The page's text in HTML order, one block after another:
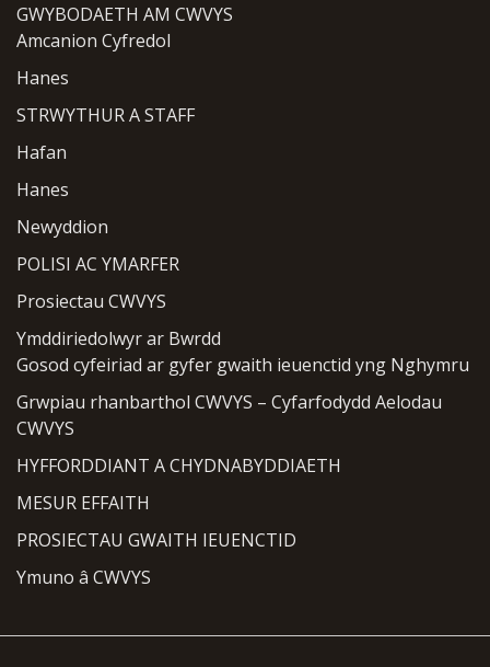
GWYBODAETH AM CWVYS
Amcanion Cyfredol
Hanes
STRWYTHUR A STAFF
Hafan
Hanes
Newyddion
POLISI AC YMARFER
Prosiectau CWVYS
Ymddiriedolwyr ar Bwrdd
Gosod cyfeiriad ar gyfer gwaith ieuenctid yng Nghymru
Grwpiau rhanbarthol CWVYS – Cyfarfodydd Aelodau
CWVYS
HYFFORDDIANT A CHYDNABYDDIAETH
MESUR EFFAITH
PROSIECTAU GWAITH IEUENCTID
Ymuno â CWVYS